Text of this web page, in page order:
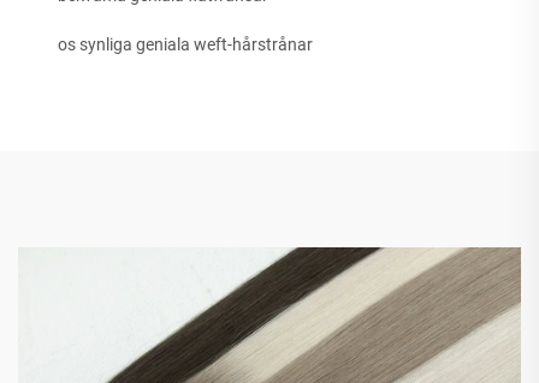
os synliga geniala weft-hårstrånar